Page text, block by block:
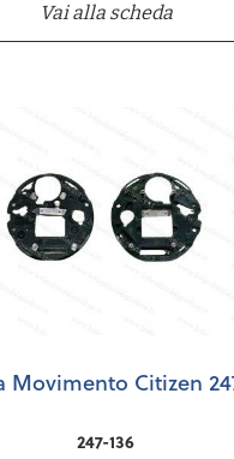
Vai alla scheda
Movimento Citizen
247-136